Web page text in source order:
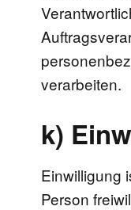
verarbeiten.
k)
Einwilligung
Person